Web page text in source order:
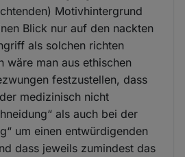
Motivhintergrund
Blick nur auf den nackten
als solchen richten
wäre man aus ethischen
festzustellen, dass
medizinisch nicht
als auch bei der
um einen entwürdigenden
dass jeweils zumindest das